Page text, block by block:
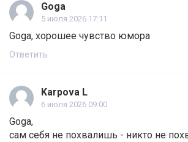
Goga
5 июля 2026 17:11
Goga, хорошее чувство юмора
Ответить
Karpova L
6 июля 2026 09:00
Goga,
сам себя не похвалишь - никто не